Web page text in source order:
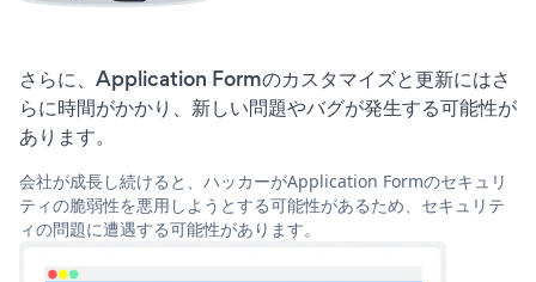
さらに、Application Formのカスタマイズと更新にはさ
らに時間がかかり、新しい問題やバグが発生する可能性が
あります。
会社が成長し続けると、ハッカーがApplication Formのセキュリ
ティの脆弱性を悪用しようとする可能性があるため、セキュリテ
ィの問題に遭遇する可能性があります。